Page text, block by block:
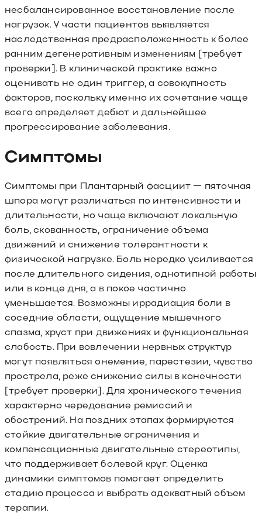
несбалансированное восстановление после
нагрузок. У части пациентов выявляется
наследственная предрасположенность к более
ранним дегенеративным изменениям [требует
проверки]. В клинической практике важно
оценивать не один триггер, а совокупность
факторов, поскольку именно их сочетание чаще
всего определяет дебют и дальнейшее
прогрессирование заболевания.
Симптомы
Симптомы при Плантарный фасциит — пяточная
шпора могут различаться по интенсивности и
длительности, но чаще включают локальную
боль, скованность, ограничение объема
движений и снижение толерантности к
физической нагрузке. Боль нередко усиливается
после длительного сидения, однотипной работы
или в конце дня, а в покое частично
уменьшается. Возможны иррадиация боли в
соседние области, ощущение мышечного
спазма, хруст при движениях и функциональная
слабость. При вовлечении нервных структур
могут появляться онемение, парестезии, чувство
прострела, реже снижение силы в конечности
[требует проверки]. Для хронического течения
характерно чередование ремиссий и
обострений. На поздних этапах формируются
стойкие двигательные ограничения и
компенсационные двигательные стереотипы,
что поддерживает болевой круг. Оценка
динамики симптомов помогает определить
стадию процесса и выбрать адекватный объем
терапии.